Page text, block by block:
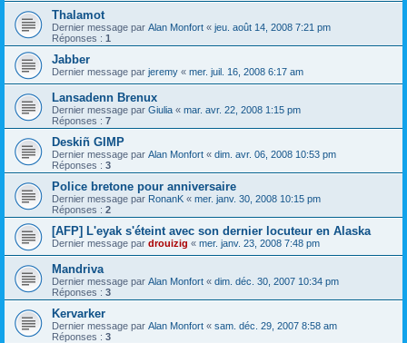
Thalamot
Dernier message par Alan Monfort « jeu. août 14, 2008 7:21 pm
Réponses : 1
Jabber
Dernier message par jeremy « mer. juil. 16, 2008 6:17 am
Lansadenn Brenux
Dernier message par Giulia « mar. avr. 22, 2008 1:15 pm
Réponses : 7
Deskiñ GIMP
Dernier message par Alan Monfort « dim. avr. 06, 2008 10:53 pm
Réponses : 3
Police bretone pour anniversaire
Dernier message par RonanK « mer. janv. 30, 2008 10:15 pm
Réponses : 2
[AFP] L'eyak s'éteint avec son dernier locuteur en Alaska
Dernier message par drouizig « mer. janv. 23, 2008 7:48 pm
Mandriva
Dernier message par Alan Monfort « dim. déc. 30, 2007 10:34 pm
Réponses : 3
Kervarker
Dernier message par Alan Monfort « sam. déc. 29, 2007 8:58 am
Réponses : 3